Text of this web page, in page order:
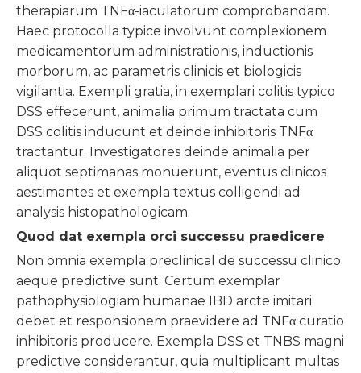
therapiarum TNFα-iaculatorum comprobandam.
Haec protocolla typice involvunt complexionem
medicamentorum administrationis, inductionis
morborum, ac parametris clinicis et biologicis
vigilantia. Exempli gratia, in exemplari colitis typico
DSS effecerunt, animalia primum tractata cum
DSS colitis inducunt et deinde inhibitoris TNFα
tractantur. Investigatores deinde animalia per
aliquot septimanas monuerunt, eventus clinicos
aestimantes et exempla textus colligendi ad
analysis histopathologicam.
Quod dat exempla orci successu praedicere
Non omnia exempla preclinical de successu clinico
aeque predictive sunt. Certum exemplar
pathophysiologiam humanae IBD arcte imitari
debet et responsionem praevidere ad TNFα curatio
inhibitoris producere. Exempla DSS et TNBS magni
predictive considerantur, quia multiplicant multas